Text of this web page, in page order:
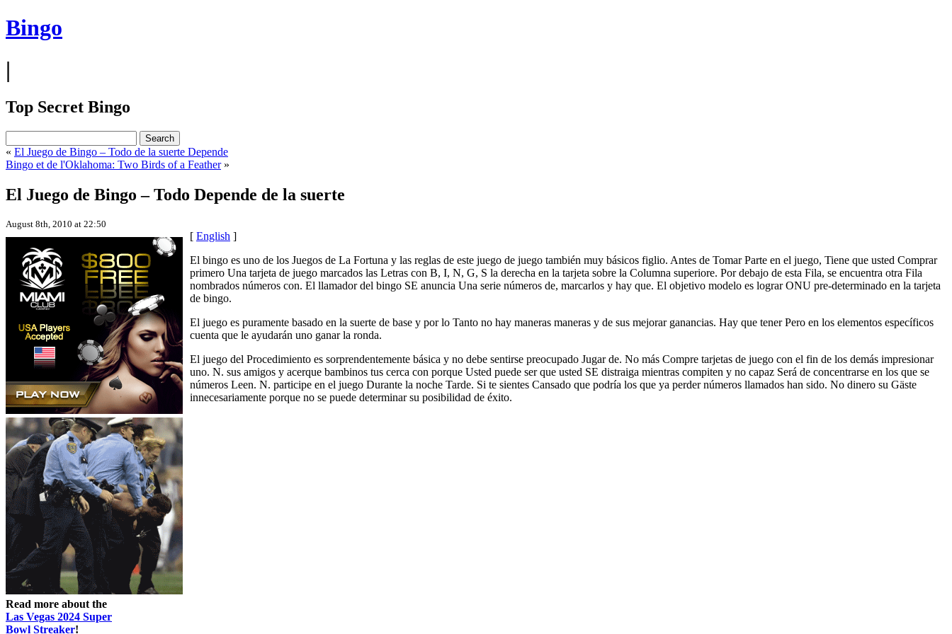
Bingo
|
Top Secret Bingo
« El Juego de Bingo – Todo de la suerte Depende
Bingo et de l'Oklahoma: Two Birds of a Feather»
El Juego de Bingo – Todo Depende de la suerte
August 8th, 2010 at 22:50
Read more about the
Las Vegas 2024 Super
Bowl Streaker!
[ English ]
El bingo es uno de los Juegos de La Fortuna y las reglas de este juego de juego también muy básicos figlio. Antes de Tomar Parte en el juego, Tiene que usted Comprar
primero Una tarjeta de juego marcados las Letras con B, I, N, G, S la derecha en la tarjeta sobre la Columna superiore. Por debajo de esta Fila, se encuentra otra Fila
nombrados números con. El llamador del bingo SE anuncia Una serie números de, marcarlos y hay que. El objetivo modelo es lograr ONU pre-determinado en la tarjeta
de bingo.
El juego es puramente basado en la suerte de base y por lo Tanto no hay maneras maneras y de sus mejorar ganancias. Hay que tener Pero en los elementos específicos
cuenta que le ayudarán uno ganar la ronda.
El juego del Procedimiento es sorprendentemente básica y no debe sentirse preocupado Jugar de. No más Compre tarjetas de juego con el fin de los demás impresionar
uno. N. sus amigos y acerque bambinos tus cerca con porque Usted puede ser que usted SE distraiga mientras compiten y no capaz Será de concentrarse en los que se
números Leen. N. participe en el juego Durante la noche Tarde. Si te sientes Cansado que podría los que ya perder números llamados han sido. No dinero su Gäste
innecesariamente porque no se puede determinar su posibilidad de éxito.